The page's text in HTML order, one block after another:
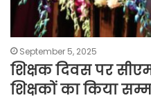
September 5, 2025
शिक्षक दिवस पर
शिक्षकों का किया